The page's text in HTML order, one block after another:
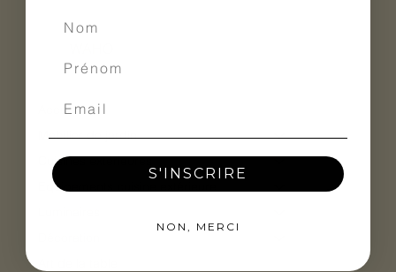
Accueil
Mobilier de jardin
Cuisines extérieures
Equipements cuisine extérieure
S'INSCRIRE
NON, MERCI